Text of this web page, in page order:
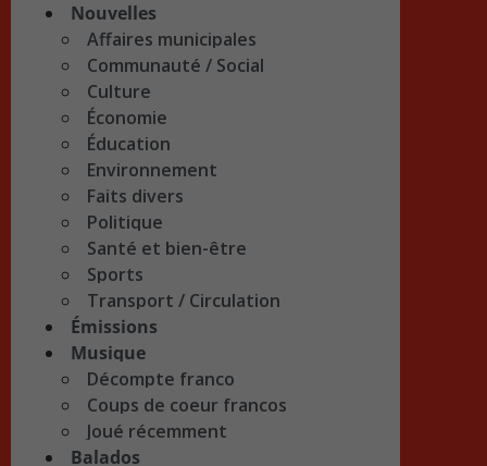
Nouvelles
Affaires municipales
Communauté / Social
Culture
Économie
Éducation
Environnement
Faits divers
Politique
Santé et bien-être
Sports
Transport / Circulation
Émissions
Musique
Décompte franco
Coups de coeur francos
Joué récemment
Balados